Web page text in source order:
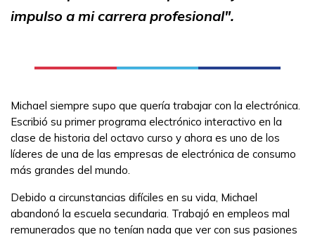
Empleadores
FAQs
English
COMIENZA YA
impulso a mi carrera profesional".
Michael siempre supo que quería trabajar con la electrónica.
Escribió su primer programa electrónico interactivo en la
clase de historia del octavo curso y ahora es uno de los
líderes de una de las empresas de electrónica de consumo
más grandes del mundo.
Debido a circunstancias difíciles en su vida, Michael
abandonó la escuela secundaria. Trabajó en empleos mal
remunerados que no tenían nada que ver con sus pasiones